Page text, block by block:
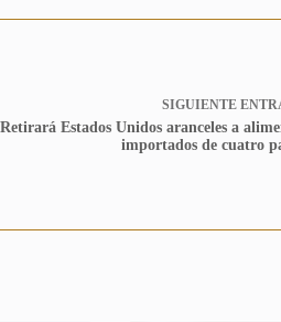
SIGUIENTE
Retirará Estados Unidos aranceles a
importados de cuatro